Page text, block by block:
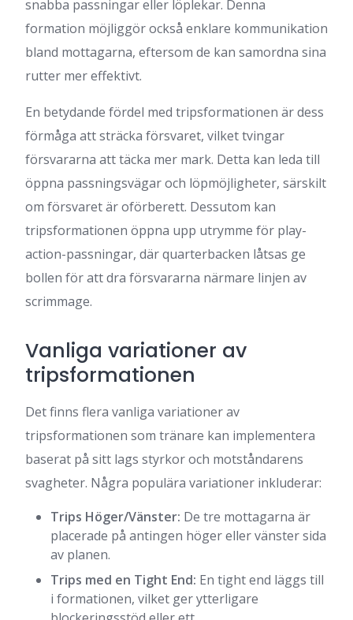
snabba passningar eller löplekar. Denna
formation möjliggör också enklare kommunikation
bland mottagarna, eftersom de kan samordna sina
rutter mer effektivt.
En betydande fördel med tripsformationen är dess
förmåga att sträcka försvaret, vilket tvingar
försvararna att täcka mer mark. Detta kan leda till
öppna passningsvägar och löpmöjligheter, särskilt
om försvaret är oförberett. Dessutom kan
tripsformationen öppna upp utrymme för play-
action-passningar, där quarterbacken låtsas ge
bollen för att dra försvararna närmare linjen av
scrimmage.
Vanliga variationer av
tripsformationen
Det finns flera vanliga variationer av
tripsformationen som tränare kan implementera
baserat på sitt lags styrkor och motståndarens
svagheter. Några populära variationer inkluderar:
Trips Höger/Vänster: De tre mottagarna är
placerade på antingen höger eller vänster sida
av planen.
Trips med en Tight End: En tight end läggs till
i formationen, vilket ger ytterligare